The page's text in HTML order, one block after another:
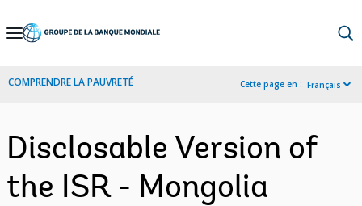
Skip
Navigation
COMPRENDRE LA PAUVRETÉ Cette page en : Français
Disclosable Version of
the ISR - Mongolia